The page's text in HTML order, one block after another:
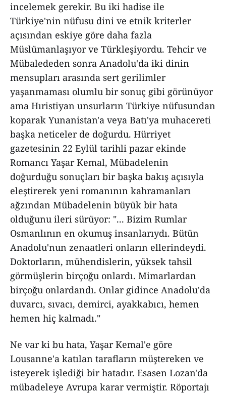
incelemek gerekir. Bu iki hadise ile
Türkiye'nin nüfusu dini ve etnik kriterler
açısından eskiye göre daha fazla
Müslümanlaşıyor ve Türkleşiyordu. Tehcir ve
Mübalededen sonra Anadolu'da iki dinin
mensupları arasında sert gerilimler
yaşanmaması olumlu bir sonuç gibi görünüyor
ama Hıristiyan unsurların Türkiye nüfusundan
koparak Yunanistan'a veya Batı'ya muhacereti
başka neticeler de doğurdu. Hürriyet
gazetesinin 22 Eylül tarihli pazar ekinde
Romancı Yaşar Kemal, Mübadelenin
doğurduğu sonuçları bir başka bakış açısıyla
eleştirerek yeni romanının kahramanları
ağzından Mübadelenin büyük bir hata
olduğunu ileri sürüyor: "... Bizim Rumlar
Osmanlının en okumuş insanlarıydı. Bütün
Anadolu'nun zenaatleri onların ellerindeydi.
Doktorların, mühendislerin, yüksek tahsil
görmüşlerin birçoğu onlardı. Mimarlardan
birçoğu onlardandı. Onlar gidince Anadolu'da
duvarcı, sıvacı, demirci, ayakkabıcı, hemen
hemen hiç kalmadı."
Ne var ki bu hata, Yaşar Kemal'e göre
Lousanne'a katılan tarafların müştereken ve
isteyerek işlediği bir hatadır. Esasen Lozan'da
mübadeleye Avrupa karar vermiştir. Röportajı